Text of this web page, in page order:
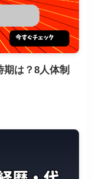
は？8人体制